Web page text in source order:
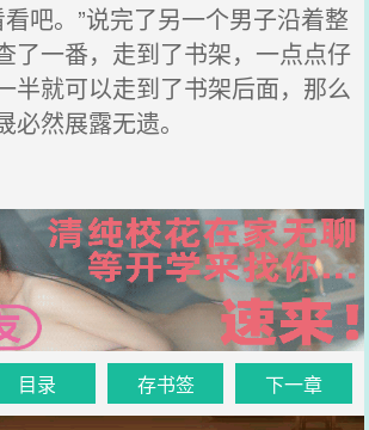
吧。”说完了另一个男子沿着整
了一番，走到了书架，一点点仔
半就可以走到了书架后面，那么
然展露无遗。
目录 存书签 下一章